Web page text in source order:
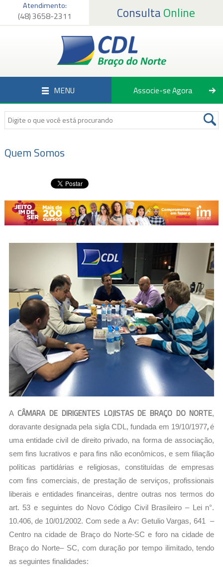
Página Inicial
Empregos
Notícias
Associe-se Agora
Atendimento:
(48) 3658-2311 Consulta Online
MENU Associe-se Agora
Quem Somos
A CÂMARA DE DIRIGENTES LOJISTAS DE BRAÇO DO NORTE,
doravante designada pela sigla CDL, fundada em 19/10/1977,é
uma entidade civil de direito privado, na forma de associação,
sem fins lucrativos e para fins não econômicos, e sem filiação
políticas partidárias e religiosas, constituídas de empresas
com fins comerciais, de prestação de serviços, profissionais
liberais e entidades financeiras, dentre outras nos termos do
art. 53 e seguintes do Novo Código Civil Brasileiro – Lei n°.
10.406, de 10/01/2002. Com sede a Av: Getulio Vargas, 641 –
Centro na cidade de Braço do Norte-SC e foro na cidade de
Braço do Norte– SC, com duração por tempo ilimitado, tendo
as seguintes finalidades: